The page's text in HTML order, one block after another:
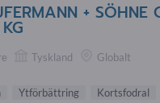
+ SÖHNE
Tyskland Globalt
Ytförbättring
Kortsfodral